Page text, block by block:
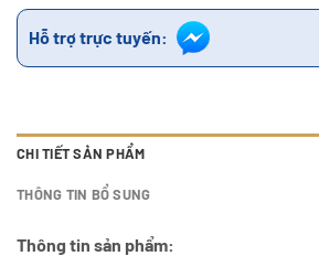
Hỗ trợ trực tuyến:
CHI TIẾT SẢN PHẨM
THÔNG TIN BỔ SUNG
Thông tin sản phẩm: